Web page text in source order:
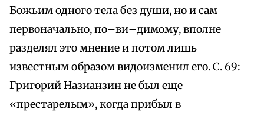
Божьим одного тела без души, но и сам
первоначально, по–ви–димому, вполне
разделял это мнение и потом лишь
известным образом видоизменил его. С. 69:
Григорий Назианзин не был еще
«престарелым», когда прибыл в